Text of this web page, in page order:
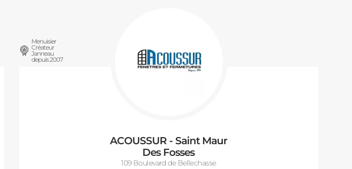
ACOUSSUR - Saint Maur
Des Fosses
109 Boulevard de Bellechasse
Menuisier
Créateur
Janneau
depuis 2007